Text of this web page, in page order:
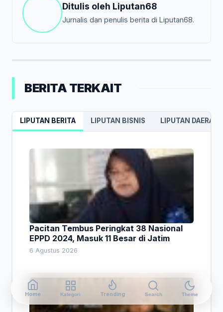
Ditulis oleh Liputan68
Jurnalis dan penulis berita di Liputan68.
BERITA TERKAIT
LIPUTAN BERITA LIPUTAN BISNIS LIPUTAN DAERAH
Pacitan Tembus Peringkat 38 Nasional
EPPD 2024, Masuk 11 Besar di Jatim
6 Agustus 2026
Home Kategori Trending Search Theme